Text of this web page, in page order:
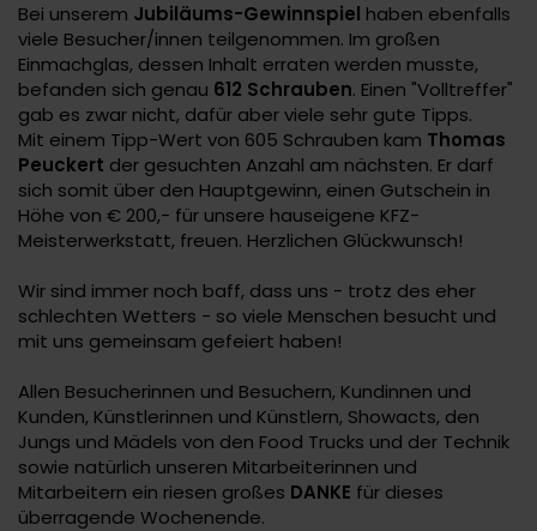
Bei unserem Jubiläums-Gewinnspiel haben ebenfalls
viele Besucher/innen teilgenommen. Im großen
Einmachglas, dessen Inhalt erraten werden musste,
befanden sich genau 612 Schrauben. Einen "Volltreffer"
gab es zwar nicht, dafür aber viele sehr gute Tipps.
Mit einem Tipp-Wert von 605 Schrauben kam Thomas
Peuckert der gesuchten Anzahl am nächsten. Er darf
sich somit über den Hauptgewinn, einen Gutschein in
Höhe von € 200,- für unsere hauseigene KFZ-
Meisterwerkstatt, freuen. Herzlichen Glückwunsch!
Wir sind immer noch baff, dass uns - trotz des eher
schlechten Wetters - so viele Menschen besucht und
mit uns gemeinsam gefeiert haben!
Allen Besucherinnen und Besuchern, Kundinnen und
Kunden, Künstlerinnen und Künstlern, Showacts, den
Jungs und Mädels von den Food Trucks und der Technik
sowie natürlich unseren Mitarbeiterinnen und
Mitarbeitern ein riesen großes DANKE für dieses
überragende Wochenende.